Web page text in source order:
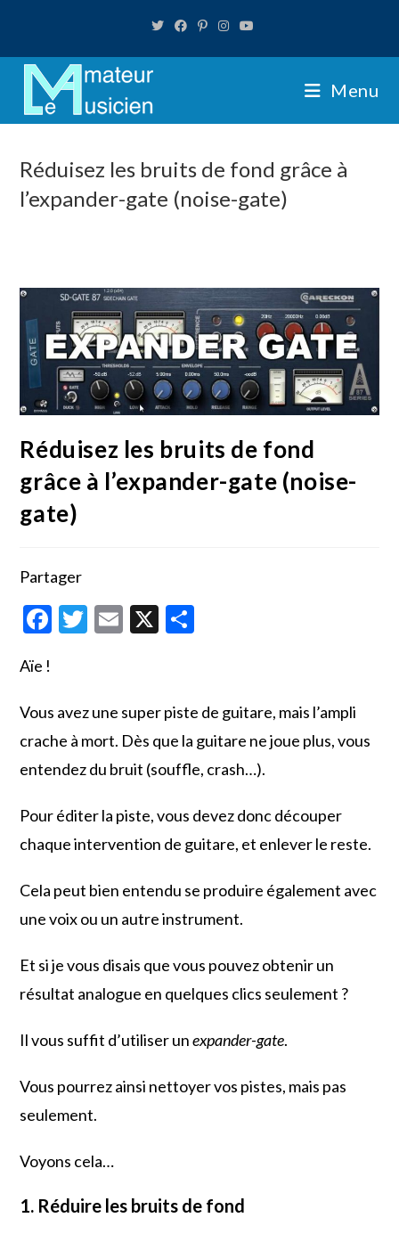
content
Menu
Réduisez les bruits de fond grâce à
l’expander-gate (noise-gate)
Réduisez les bruits de fond
grâce à l’expander-gate (noise-
gate)
Partager
F
b
o
o
T
er
E
l
X
g
er
Aïe !
Vous avez une super piste de guitare, mais l’ampli
crache à mort. Dès que la guitare ne joue plus, vous
entendez du bruit (souffle, crash…).
Pour éditer la piste, vous devez donc découper
chaque intervention de guitare, et enlever le reste.
Cela peut bien entendu se produire également avec
une voix ou un autre instrument.
Et si je vous disais que vous pouvez obtenir un
résultat analogue en quelques clics seulement ?
Il vous suffit d’utiliser unexpander-gate.
Vous pourrez ainsi nettoyer vos pistes, mais pas
seulement.
Voyons cela…
1. Réduire les bruits de fond